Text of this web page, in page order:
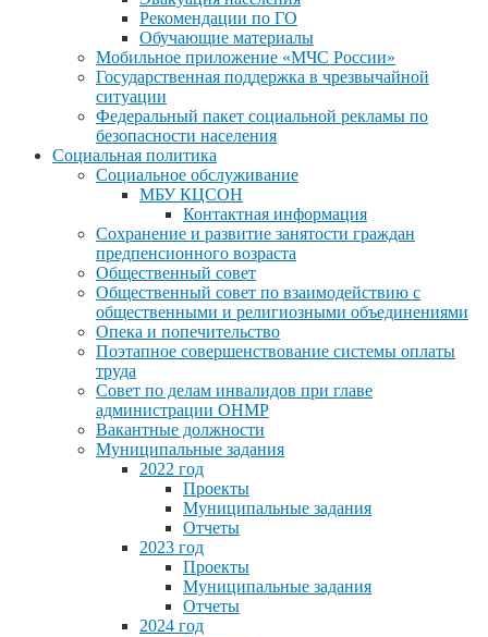
Рекомендации по ГО
Обучающие материалы
Мобильное приложение «МЧС России»
Государственная поддержка в чрезвычайной
ситуации
Федеральный пакет социальной рекламы по
безопасности населения
Социальная политика
Социальное обслуживание
МБУ КЦСОН
Контактная информация
Сохранение и развитие занятости граждан
предпенсионного возраста
Общественный совет
Общественный совет по взаимодействию с
общественными и религиозными объединениями
Опека и попечительство
Поэтапное совершенствование системы оплаты
труда
Совет по делам инвалидов при главе
администрации ОНМР
Вакантные должности
Муниципальные задания
2022 год
Проекты
Муниципальные задания
Отчеты
2023 год
Проекты
Муниципальные задания
Отчеты
2024 год